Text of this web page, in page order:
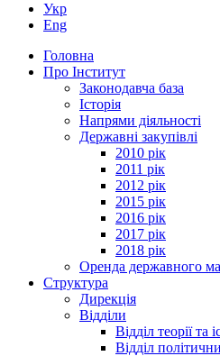
Укр
Eng
Головна
Про Інститут
Законодавча база
Історія
Напрями діяльності
Державні закупівлі
2010 рік
2011 рік
2012 рік
2015 рік
2016 рік
2017 рік
2018 рік
Оренда державного
Структура
Дирекція
Відділи
Відділ теорії та
Відділ